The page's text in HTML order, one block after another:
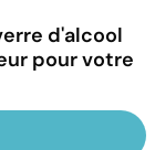
d'alcool
pour votre